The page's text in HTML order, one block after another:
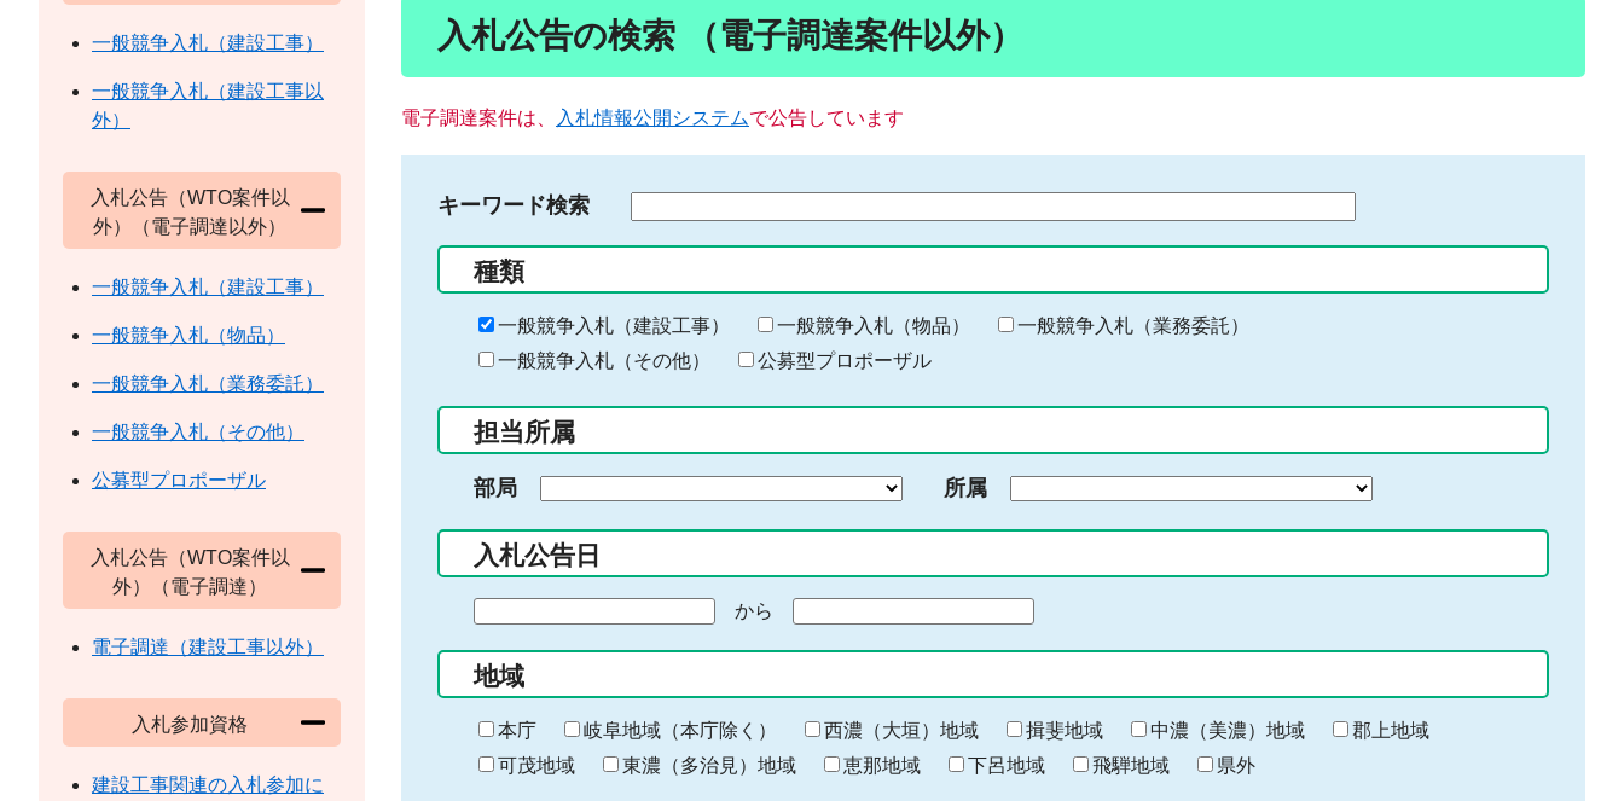
入札公告の検索 （電子調達案件以外）
電子調達案件は、 入札情報公開システムで公告しています
キーワード検索
る
キ
ー
ー
入
力
種類
一般競争入札（建設工事） 一般競争入札（物品）
一般競争入札（業務委託）
一般競争入札（その他）
公募型プロポーザル
担当所属
部局 所属
入札公告日
の
始
ま
り
から
終
わ
り
地域
本庁 岐阜地域（本庁除く） 西濃（大垣）地域 揖斐地域 中濃（美濃）地域
郡上地域
可茂地域
東濃（多治見）地域 恵那地域 下呂地域 飛騨地域 県外
一般競争入札（建設工事）
一般競争入札（建設工事以
外）
入札公告（WTO案件以
外）（電子調達以外）
一般競争入札（建設工事）
一般競争入札（物品）
一般競争入札（業務委託）
一般競争入札（その他）
公募型プロポーザル
入札公告（WTO案件以
外）（電子調達）
電子調達（建設工事以外）
入札参加資格
建設工事関連の入札参加に